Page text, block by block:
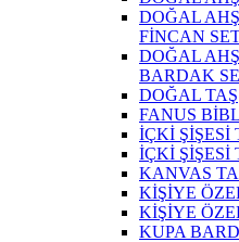
DOĞAL
FİNCAN
DOĞAL
BARDAK
DOĞAL TAŞ
FANUS
İÇKİ ŞİŞESİ
İÇKİ ŞİŞESİ
KANVAS
KİŞİYE
KİŞİYE
KUPA